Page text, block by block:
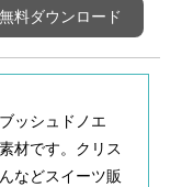
無料ダウンロード
ッシュドノエ
材です。クリス
などスイーツ販